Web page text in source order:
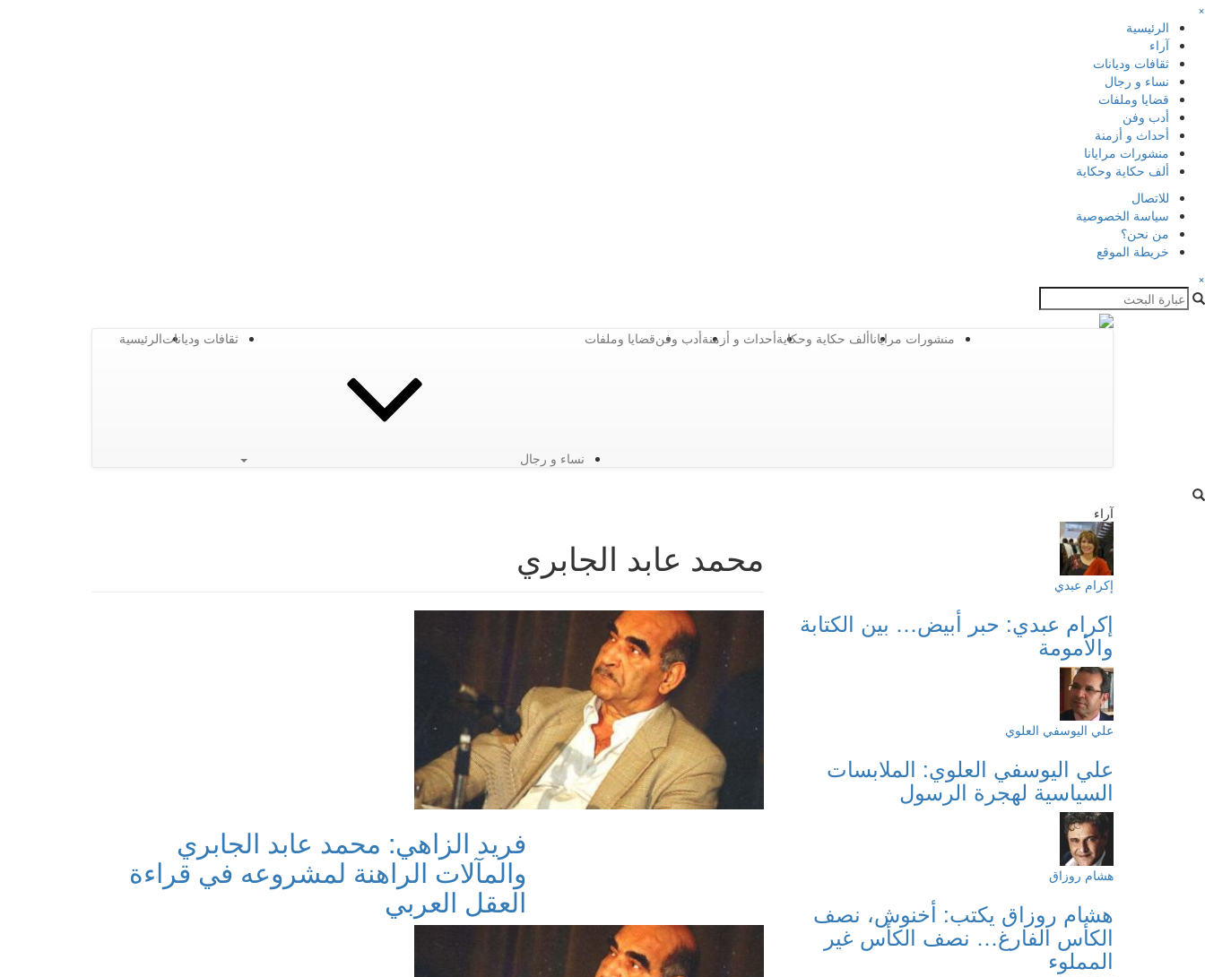
×
الرئيسية
آراء
ثقافات وديانات
نساء و رجال
قضايا وملفات
أدب وفن
أحداث و أزمنة
منشورات مرايانا
ألف حكاية وحكاية
للاتصال
سياسة الخصوصية
من نحن؟
خريطة الموقع
×
الرئيسيةثقافات وديانات
نساء و رجال
قضايا وملفاتأدب وفنأحداث و أزمنةألف حكاية وحكايةمنشورات مرايانا
محمد عابد الجابري
فريد الزاهي: محمد عابد الجابري
والمآلات الراهنة لمشروعه في قراءة
العقل العربي
آراء
إكرام عبدي
إكرام عبدي: حبر أبيض… بين الكتابة
والأمومة
علي اليوسفي العلوي
علي اليوسفي العلوي: الملابسات
السياسية لهجرة الرسول
هشام روزاق
هشام روزاق يكتب: أخنوش، نصف
الكأس الفارغ… نصف الكأس غير
المملوء